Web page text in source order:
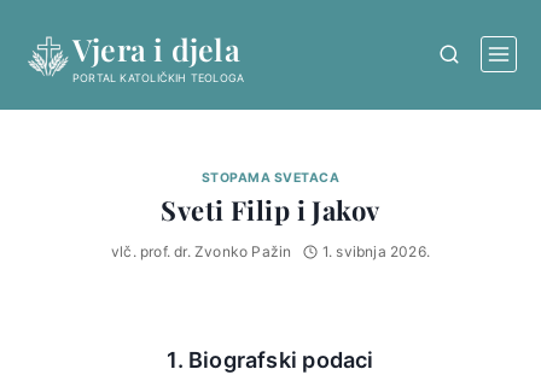
content
Vjera i djela
PORTAL KATOLIČKIH TEOLOGA
STOPAMA SVETACA
Sveti Filip i Jakov
vlč. prof. dr. Zvonko Pažin 1. svibnja 2026.
1. Biografski podaci